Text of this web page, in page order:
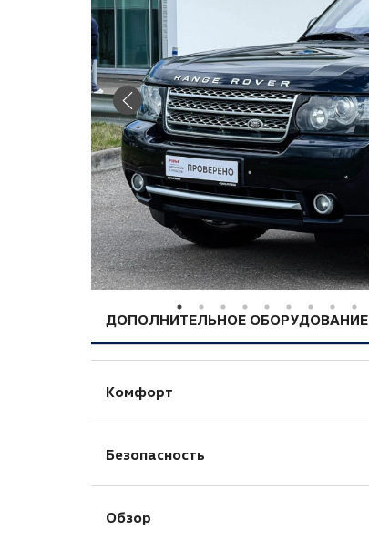
ДОПОЛНИТЕЛЬНОЕ ОБОРУДОВАНИЕ
Комфорт
Бортовой компьютер
Камера задняя
Круиз-контроль
Безопасность
Антиблокировочная система (ABS)
Обзор